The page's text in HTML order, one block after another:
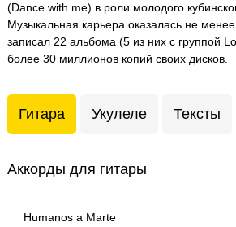
(Dance with me) в роли молодого
Музыкальная карьера оказалась не
записал 22 альбома (5 из них с группой
более 30 миллионов копий своих дисков.
Гитара Укулеле Тексты
Аккорды для гитары
Humanos a Marte